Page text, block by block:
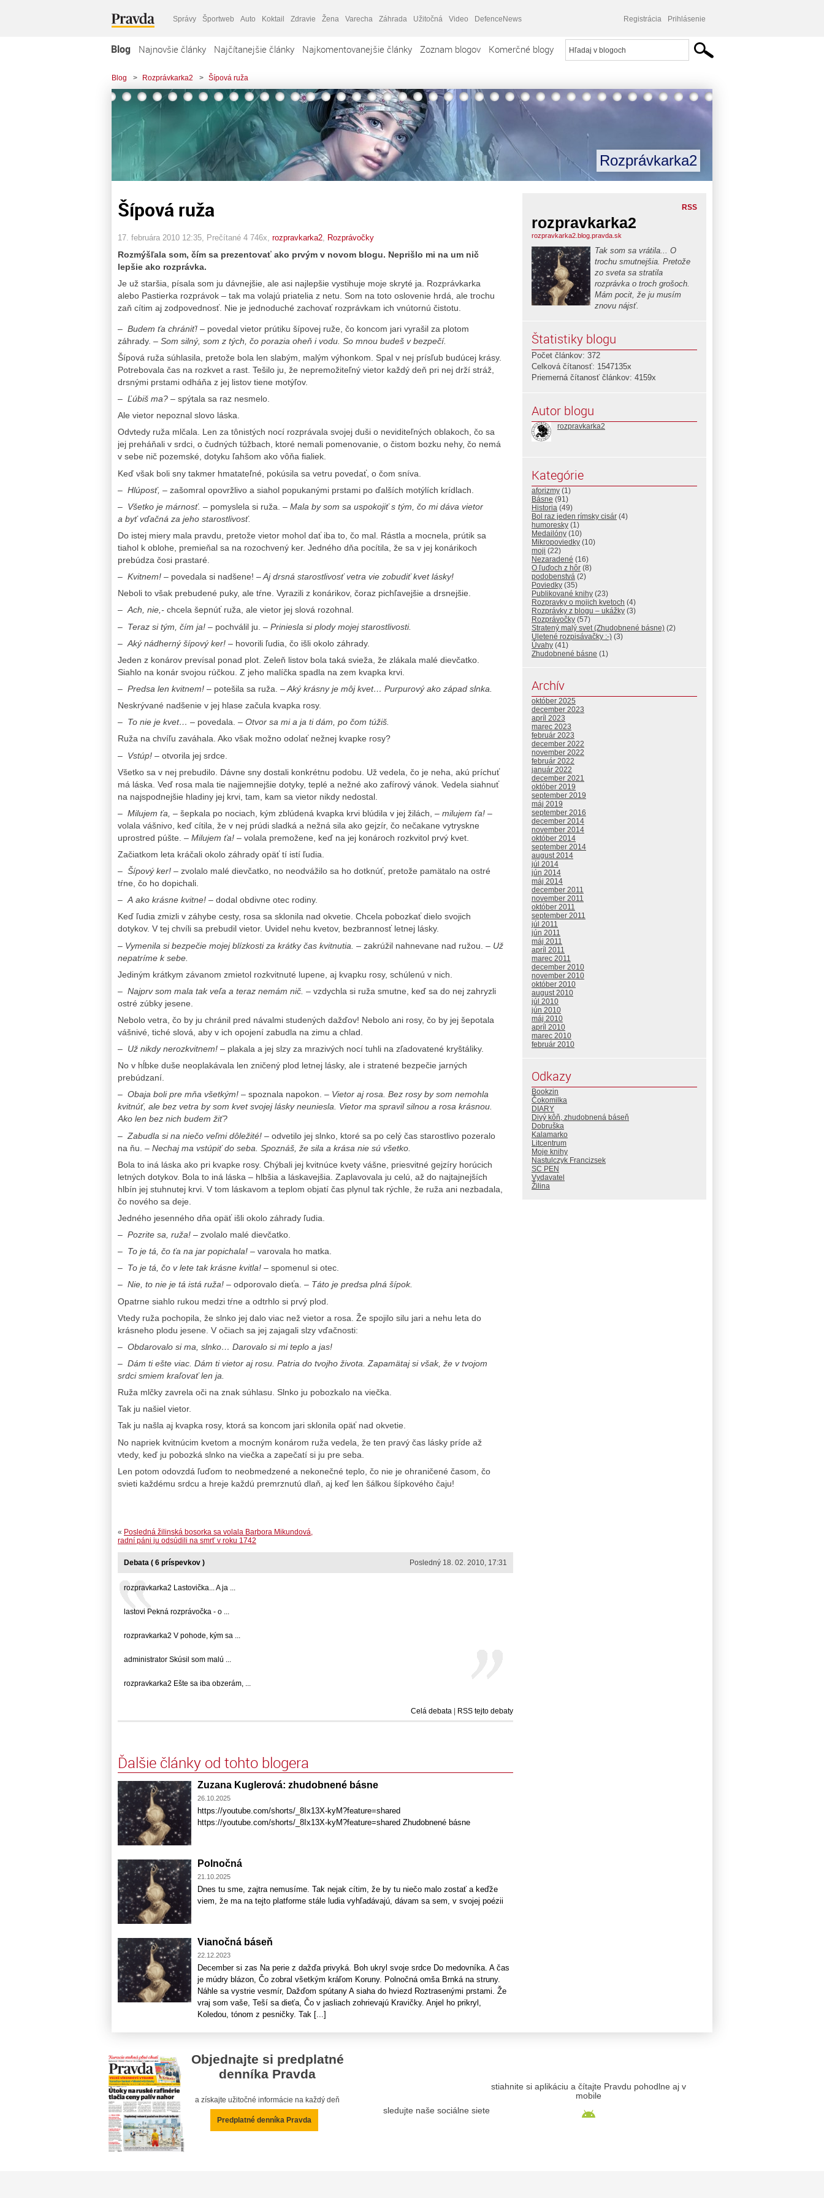
Správy Športweb Auto Koktail Zdravie Žena Varecha Záhrada Užitočná Video DefenceNews Registrácia Prihlásenie
Blog Najnovšie články Najčítanejšie články Najkomentovanejšie články Zoznam blogov Komerčné blogy
Blog > Rozprávkarka2 > Šípová ruža
Rozprávkarka2
Šípová ruža
17. februára 2010 12:35 , Prečítané 4 746x, rozpravkarka2 Rozprávočky
Rozmýšľala som, čím sa prezentovať ako prvým v novom blogu. Neprišlo mi na um nič
lepšie ako rozprávka.
Je už staršia, písala som ju dávnejšie, ale asi najlepšie vystihuje moje skryté ja. Rozprávkarka
alebo Pastierka rozprávok – tak ma volajú priatelia z netu. Som na toto oslovenie hrdá, ale trochu
zaň cítim aj zodpovednosť. Nie je jednoduché zachovať rozprávkam ich vnútornú čistotu.
– Budem ťa chrániť! – povedal vietor prútiku šípovej ruže, čo koncom jari vyrašil za plotom
záhrady. – Som silný, som z tých, čo porazia oheň i vodu. So mnou budeš v bezpečí.
Šípová ruža súhlasila, pretože bola len slabým, malým výhonkom. Spal v nej prísľub budúcej krásy.
Potrebovala čas na rozkvet a rast. Tešilo ju, že nepremožiteľný vietor každý deň pri nej drží stráž,
drsnými prstami odháňa z jej listov tiene motýľov.
– Ľúbiš ma? – spýtala sa raz nesmelo.
Ale vietor nepoznal slovo láska.
Odvtedy ruža mlčala. Len za tônistých nocí rozprávala svojej duši o neviditeľných oblakoch, čo sa
jej preháňali v srdci, o čudných túžbach, ktoré nemali pomenovanie, o čistom bozku nehy, čo nemá
v sebe nič pozemské, dotyku ľahšom ako vôňa fialiek.
Keď však boli sny takmer hmatateľné, pokúsila sa vetru povedať, o čom sníva.
– Hlúposť, – zašomral opovržlivo a siahol popukanými prstami po ďalších motýlích krídlach.
– Všetko je márnosť. – pomyslela si ruža. – Mala by som sa uspokojiť s tým, čo mi dáva vietor
a byť vďačná za jeho starostlivosť.
Do istej miery mala pravdu, pretože vietor mohol dať iba to, čo mal. Rástla a mocnela, prútik sa
tiahol k oblohe, premieňal sa na rozochvený ker. Jedného dňa pocítila, že sa v jej konárikoch
prebúdza čosi prastaré.
– Kvitnem! – povedala si nadšene! – Aj drsná starostlivosť vetra vie zobudiť kvet lásky!
Neboli to však prebudené puky, ale tŕne. Vyrazili z konárikov, čoraz pichľavejšie a drsnejšie.
–Ach, nie,- chcela šepnúť ruža, ale vietor jej slová rozohnal.
– Teraz si tým, čím ja! – pochválil ju. – Priniesla si plody mojej starostlivosti.
– Aký nádherný šípový ker! – hovorili ľudia, čo išli okolo záhrady.
Jeden z konárov prevísal ponad plot. Zeleň listov bola taká svieža, že zlákala malé dievčatko.
Siahlo na konár svojou rúčkou. Z jeho malíčka spadla na zem kvapka krvi.
– Predsa len kvitnem! – potešila sa ruža. – Aký krásny je môj kvet… Purpurový ako západ slnka.
Neskrývané nadšenie v jej hlase začula kvapka rosy.
– To nie je kvet… – povedala. – Otvor sa mi a ja ti dám, po čom túžiš.
Ruža na chvíľu zaváhala. Ako však možno odolať nežnej kvapke rosy?
– Vstúp! – otvorila jej srdce.
Všetko sa v nej prebudilo. Dávne sny dostali konkrétnu podobu. Už vedela, čo je neha, akú príchuť
má láska. Veď rosa mala tie najjemnejšie dotyky, teplé a nežné ako zafírový vánok. Vedela siahnuť
na najspodnejšie hladiny jej krvi, tam, kam sa vietor nikdy nedostal.
– Milujem ťa, – šepkala po nociach, kým zblúdená kvapka krvi blúdila v jej žilách, – milujem ťa! –
volala vášnivo, keď cítila, že v nej prúdi sladká a nežná sila ako gejzír, čo nečakane vytryskne
uprostred púšte. – Milujem ťa! – volala premožene, keď na jej konároch rozkvitol prvý kvet.
Začiatkom leta kráčali okolo záhrady opäť tí istí ľudia.
– Šípový ker! – zvolalo malé dievčatko, no neodvážilo sa ho dotknúť, pretože pamätalo na ostré
tŕne, čo ho dopichali.
–A ako krásne kvitne! – dodal obdivne otec rodiny.
Keď ľudia zmizli v záhybe cesty, rosa sa sklonila nad okvetie. Chcela pobozkať dielo svojich
dotykov. V tej chvíli sa prebudil vietor. Uvidel nehu kvetov, bezbrannosť letnej lásky.
– Vymenila si bezpečie mojej blízkosti za krátky čas kvitnutia. – zakrúžil nahnevane nad ružou. – Už
nepatríme k sebe.
Jediným krátkym závanom zmietol rozkvitnuté lupene, aj kvapku rosy, schúlenú v nich.
– Najprv som mala tak veľa a teraz nemám nič. – vzdychla si ruža smutne, keď sa do nej zahryzli
ostré zúbky jesene.
Nebolo vetra, čo by ju chránil pred návalmi studených dažďov! Nebolo ani rosy, čo by jej šepotala
vášnivé, tiché slová, aby v ich opojení zabudla na zimu a chlad.
– Už nikdy nerozkvitnem! – plakala a jej slzy za mrazivých nocí tuhli na zľadovatené kryštáliky.
No v hĺbke duše neoplakávala len zničený plod letnej lásky, ale i stratené bezpečie jarných
prebúdzaní.
– Obaja boli pre mňa všetkým! – spoznala napokon. – Vietor aj rosa. Bez rosy by som nemohla
kvitnúť, ale bez vetra by som kvet svojej lásky neuniesla. Vietor ma spravil silnou a rosa krásnou.
Ako len bez nich budem žiť?
– Zabudla si na niečo veľmi dôležité! – odvetilo jej slnko, ktoré sa po celý čas starostlivo pozeralo
na ňu. – Nechaj ma vstúpiť do seba. Spoznáš, že sila a krása nie sú všetko.
Bola to iná láska ako pri kvapke rosy. Chýbali jej kvitnúce kvety vášne, priesvitné gejzíry horúcich
letných dotykov. Bola to iná láska – hlbšia a láskavejšia. Zaplavovala ju celú, až do najtajnejších
hlbín jej stuhnutej krvi. V tom láskavom a teplom objatí čas plynul tak rýchle, že ruža ani nezbadala,
čo nového sa deje.
Jedného jesenného dňa opäť išli okolo záhrady ľudia.
– Pozrite sa, ruža! – zvolalo malé dievčatko.
– To je tá, čo ťa na jar popichala! – varovala ho matka.
– To je tá, čo v lete tak krásne kvitla! – spomenul si otec.
– Nie, to nie je tá istá ruža! – odporovalo dieťa. – Táto je predsa plná šípok.
Opatrne siahlo rukou medzi tŕne a odtrhlo si prvý plod.
Vtedy ruža pochopila, že slnko jej dalo viac než vietor a rosa. Že spojilo silu jari a nehu leta do
krásneho plodu jesene. V očiach sa jej zajagali slzy vďačnosti:
– Obdarovalo si ma, slnko… Darovalo si mi teplo a jas!
– Dám ti ešte viac. Dám ti vietor aj rosu. Patria do tvojho života. Zapamätaj si však, že v tvojom
srdci smiem kraľovať len ja.
Ruža mlčky zavrela oči na znak súhlasu. Slnko ju pobozkalo na viečka.
Tak ju našiel vietor.
Tak ju našla aj kvapka rosy, ktorá sa koncom jari sklonila opäť nad okvetie.
No napriek kvitnúcim kvetom a mocným konárom ruža vedela, že ten pravý čas lásky príde až
vtedy, keď ju pobozká slnko na viečka a zapečatí si ju pre seba.
Len potom odovzdá ľuďom to neobmedzené a nekonečné teplo, čo nie je ohraničené časom, čo
svieti každému srdcu a hreje každú premrznutú dlaň, aj keď len šálkou šípkového čaju!
« Posledná žilinská bosorka sa volala Barbora Mikundová,
radní páni ju odsúdili na smrť v roku 1742
Posledný 18. 02. 2010, 17:31
Debata ( 6 príspevkov )
rozpravkarka2 Lastovička... A ja ...
lastovi Pekná rozprávočka - o ...
rozpravkarka2 V pohode, kým sa ...
administrator Skúsil som malú ...
rozpravkarka2 Ešte sa iba obzerám, ...
Celá debata | RSS tejto debaty
Ďalšie články od tohto blogera
Zuzana Kuglerová: zhudobnené básne
26.10.2025
https://youtube.com/shorts/_8Ix13X-kyM?feature=shared
https://youtube.com/shorts/_8Ix13X-kyM?feature=shared Zhudobnené básne
Polnočná
21.10.2025
Dnes tu sme, zajtra nemusíme. Tak nejak cítim, že by tu niečo malo zostať a keďže
viem, že ma na tejto platforme stále ludia vyhľadávajú, dávam sa sem, v svojej poézii
Vianočná báseň
22.12.2023
December si zas Na perie z dažďa privyká. Boh ukryl svoje srdce Do medovníka. A čas
je múdry blázon, Čo zobral všetkým kráľom Koruny. Polnočná omša Brnká na struny.
Náhle sa vystrie vesmír, Dažďom spútany A siaha do hviezd Roztrasenými prstami. Že
vraj som vaše, Teší sa dieťa, Čo v jasliach zohrievajú Kravičky. Anjel ho prikryl,
Koledou, tónom z pesničky. Tak [...]
RSS
rozpravkarka2
rozpravkarka2.blog.pravda.sk
Tak som sa vrátila... O
trochu smutnejšia. Pretože
zo sveta sa stratila
rozprávka o troch grošoch.
Mám pocit, že ju musím
znovu nájsť.
Štatistiky blogu
Počet článkov: 372
Celková čítanosť: 1547135x
Priemerná čítanosť článkov: 4159x
Autor blogu
rozpravkarka2
Kategórie
aforizmy (1)
Básne (91)
Historia (49)
Bol raz jeden rímsky cisár (4)
humoresky (1)
Medailóny (10)
Mikropoviedky (10)
moji (22)
Nezaradené (16)
O ľuďoch z hôr (8)
podobenstvá (2)
Poviedky (35)
Publikované knihy (23)
Rozpravky o mojich kvetoch (4)
Rozprávky z blogu – ukážky (3)
Rozprávočky (57)
Stratený malý svet (Zhudobnené básne) (2)
Uletené rozpisávačky :-) (3)
Úvahy (41)
Zhudobnené básne (1)
Archív
október 2025
december 2023
apríl 2023
marec 2023
február 2023
december 2022
november 2022
február 2022
január 2022
december 2021
október 2019
september 2019
máj 2019
september 2016
december 2014
november 2014
október 2014
september 2014
august 2014
júl 2014
jún 2014
máj 2014
december 2011
november 2011
október 2011
september 2011
júl 2011
jún 2011
máj 2011
apríl 2011
marec 2011
december 2010
november 2010
október 2010
august 2010
júl 2010
jún 2010
máj 2010
apríl 2010
marec 2010
február 2010
Odkazy
Bookzin
Čokomilka
DIARY
Divý kôň, zhudobnená báseň
Dobruška
Kalamarko
Litcentrum
Moje knihy
Nastulczyk Francizsek
SC PEN
Vydavatel
Žilina
Objednajte si predplatné
denníka Pravda
a získajte užitočné informácie na každý deň
Predplatné denníka Pravda
sledujte naše sociálne siete
stiahnite si aplikáciu a čítajte Pravdu pohodlne aj v
mobile